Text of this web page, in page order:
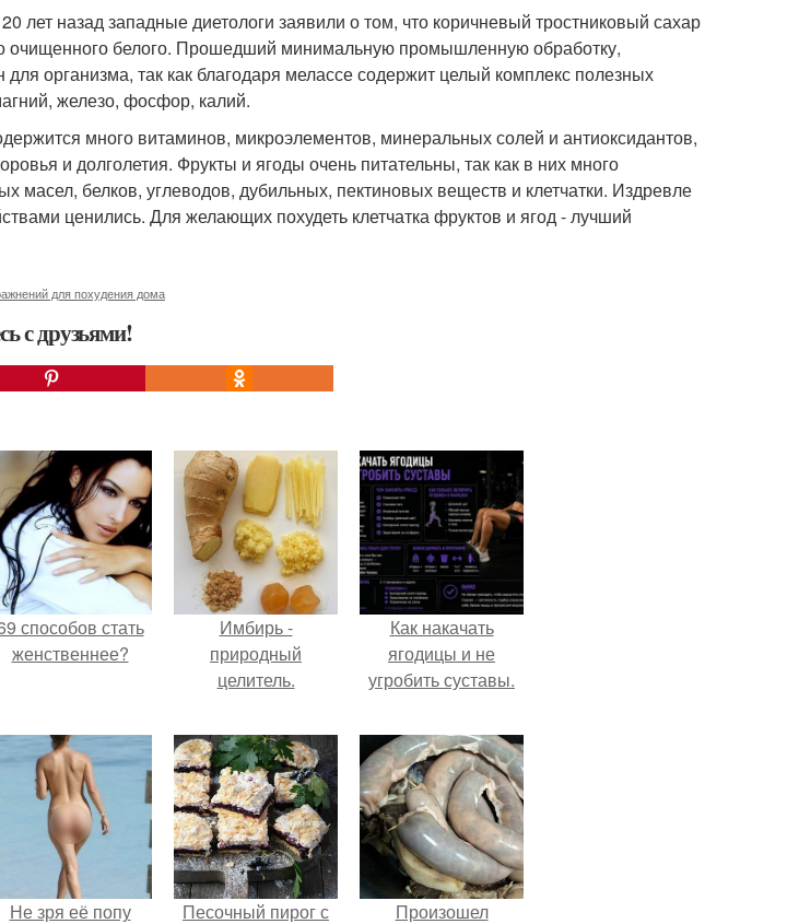
лет назад западные диетологи заявили о том, что коричневый тростниковый сахар
очищенного белого. Прошедший минимальную промышленную обработку,
для организма, так как благодаря мелассе содержит целый комплекс полезных
железо, фосфор, калий.
много витаминов, микроэлементов, минеральных солей и антиоксидантов,
и долголетия. Фрукты и ягоды очень питательны, так как в них много
масел, белков, углеводов, дубильных, пектиновых веществ и клетчатки. Издревле
ценились. Для желающих похудеть клетчатка фруктов и ягод - лучший
для похудения дома
с друзьями!
способов стать
женственнее?
Имбирь -
природный
целитель.
Как накачать
ягодицы и не
угробить суставы.
Не зря её попу Песочный пирог с Произошел